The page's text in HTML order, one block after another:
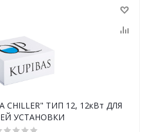
ТИП 12, 12кВт ДЛЯ
УСТАНОВКИ